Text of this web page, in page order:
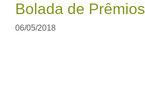
Bolada de Prêmios
06/05/2018